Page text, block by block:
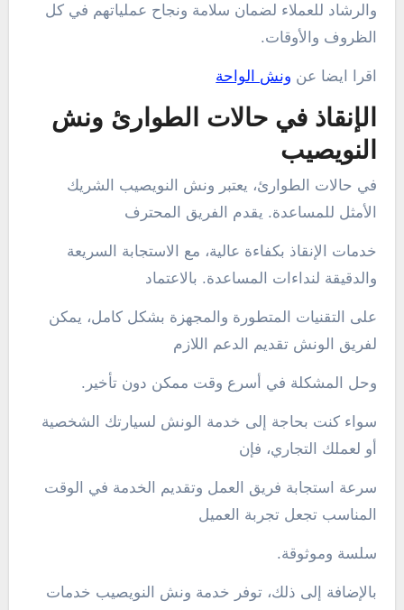
والرشاد للعملاء لضمان سلامة ونجاح عملياتهم في كل
الظروف والأوقات.
اقرا ايضا عن ونش الواحة
الإنقاذ في حالات الطوارئ ونش
النويصيب
في حالات الطوارئ، يعتبر ونش النويصيب الشريك
الأمثل للمساعدة. يقدم الفريق المحترف
خدمات الإنقاذ بكفاءة عالية، مع الاستجابة السريعة
والدقيقة لنداءات المساعدة. بالاعتماد
على التقنيات المتطورة والمجهزة بشكل كامل، يمكن
لفريق الونش تقديم الدعم اللازم
وحل المشكلة في أسرع وقت ممكن دون تأخير.
سواء كنت بحاجة إلى خدمة الونش لسيارتك الشخصية
أو لعملك التجاري، فإن
سرعة استجابة فريق العمل وتقديم الخدمة في الوقت
المناسب تجعل تجربة العميل
سلسة وموثوقة.
بالإضافة إلى ذلك، توفر خدمة ونش النويصيب خدمات